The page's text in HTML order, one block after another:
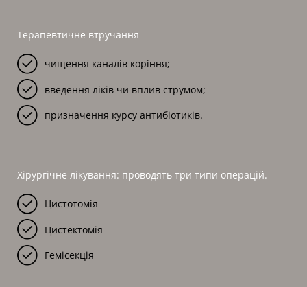
Терапевтичне втручання
чищення каналів коріння;
введення ліків чи вплив струмом;
призначення курсу антибіотиків.
Хірургічне лікування: проводять три типи операцій.
Цистотомія
Цистектомія
Гемісекція